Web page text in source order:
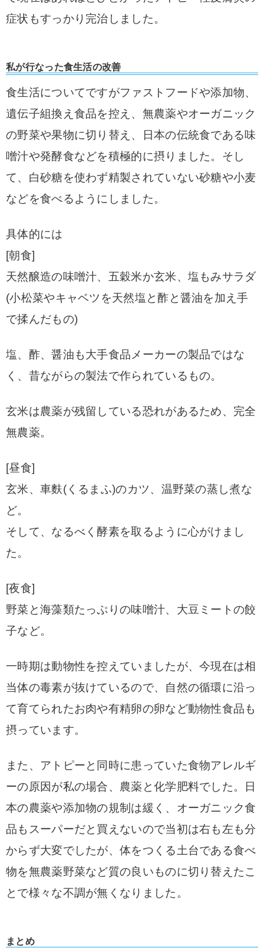
症状もすっかり完治しました。
私が行なった食生活の改善
食生活についてですがファストフードや添加物、
遺伝子組換え食品を控え、無農薬やオーガニック
の野菜や果物に切り替え、日本の伝統食である味
噌汁や発酵食などを積極的に摂りました。そし
て、白砂糖を使わず精製されていない砂糖や小麦
などを食べるようにしました。
具体的には
[朝食]
天然醸造の味噌汁、 五穀米か玄米、塩もみサラダ
(小松菜やキャベツを天然塩と酢と醤油を加え手
で揉んだもの)
塩、酢、醤油も大手食品メーカーの製品ではな
く、昔ながらの製法で作られているもの。
玄米は農薬が残留している恐れがあるため、完全
無農薬。
[昼食]
玄米、車麩(くるまふ)のカツ、温野菜の蒸し煮な
ど。
そして、なるべく酵素を取るように心がけまし
た。
[夜食]
野菜と海藻類たっぷりの味噌汁、大豆ミートの餃
子など。
一時期は動物性を控えていましたが、今現在は相
当体の毒素が抜けているので、自然の循環に沿っ
て育てられたお肉や有精卵の卵など動物性食品も
摂っています。
また、アトピーと同時に患っていた食物アレルギ
ーの原因が私の場合、農薬と化学肥料でした。日
本の農薬や添加物の規制は緩く、オーガニック食
品もスーパーだと買えないので当初は右も左も分
からず大変でしたが、体をつくる土台である食べ
物を無農薬野菜など質の良いものに切り替えたこ
とで様々な不調が無くなりました。
まとめ